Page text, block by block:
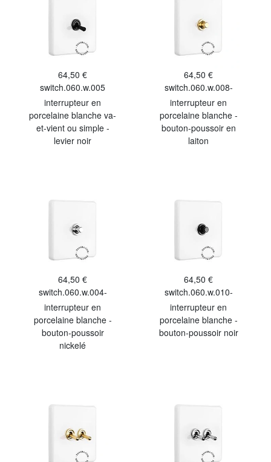
64,50 €
switch.060.w.005
interrupteur en
porcelaine blanche va-
et-vient ou simple -
levier noir
64,50 €
switch.060.w.008-
interrupteur en
porcelaine blanche -
bouton-poussoir en
laiton
64,50 €
switch.060.w.004-
interrupteur en
porcelaine blanche -
bouton-poussoir
nickelé
64,50 €
switch.060.w.010-
interrupteur en
porcelaine blanche -
bouton-poussoir noir